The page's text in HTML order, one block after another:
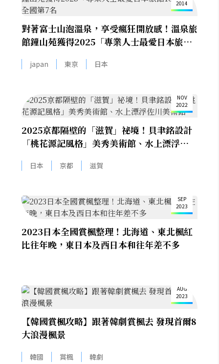
2014
對著富士山泡溫泉，享受瘋狂開放感！溫泉旅
館鐘山苑獲得2025「專業人士最愛日本旅館
japan 東京 日本
NOV
2022
2025京都隔壁的「滋賀」祕境！貝聿銘設計
「桃花源記風格」美秀美術館、水上漂浮佐川
日本 京都 滋賀
SEP
2023
2023日本全國賞楓整理！北海道、東北楓紅
比往年晚，東日本及西日本和往年差不多
AUG
2023
【韓國賞楓攻略】跟著韓劇賞楓去 發現首爾8
大浪漫楓景
韓國 賞楓 韓劇